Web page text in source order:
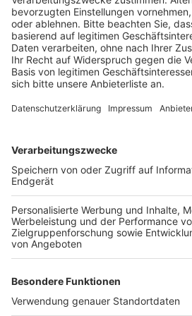
bedrohte Arten.
Veröffentlicht:Montag, 01.04.2019
Anzeige
Seltenheit ist im Friesheimer
der Springfrosch kommt in ganz
ihn und die anderen Arten zu
noch gut zwei Wochen lang an
Dann geht die Saison der
und die Tiere bereiten sich auf